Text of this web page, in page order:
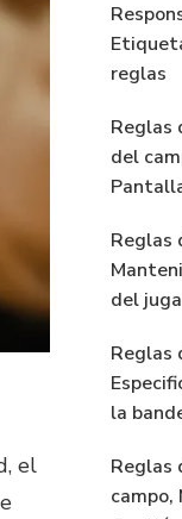
el
reglas
Reglas
del
Reglas
del
Reglas
la
Reglas
campo,